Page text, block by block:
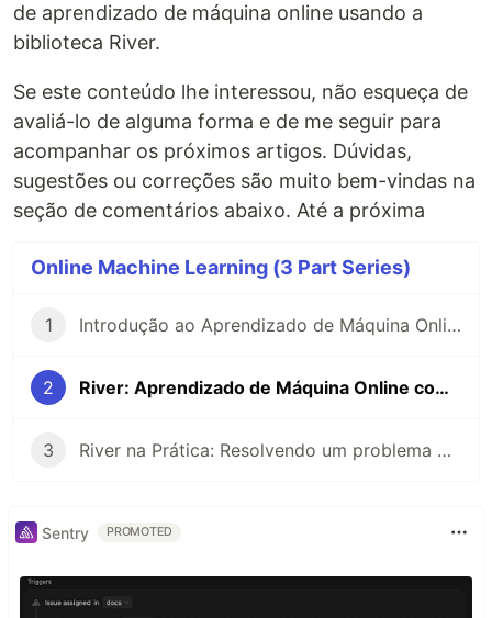
de aprendizado de máquina online usando a
biblioteca River.
Se este conteúdo lhe interessou, não esqueça de
avaliá-lo de alguma forma e de me seguir para
acompanhar os próximos artigos. Dúvidas,
sugestões ou correções são muito bem-vindas na
seção de comentários abaixo. Até a próxima
Online Machine Learning (3 Part Series)
1 Introdução ao Aprendizado de Máquina Online
2 River: Aprendizado de Máquina Online com Python, uma Introdução Conceitual
3 River na Prática: Resolvendo um problema de classificação com Aprendizado de Máquina Online
Sentry PROMOTED